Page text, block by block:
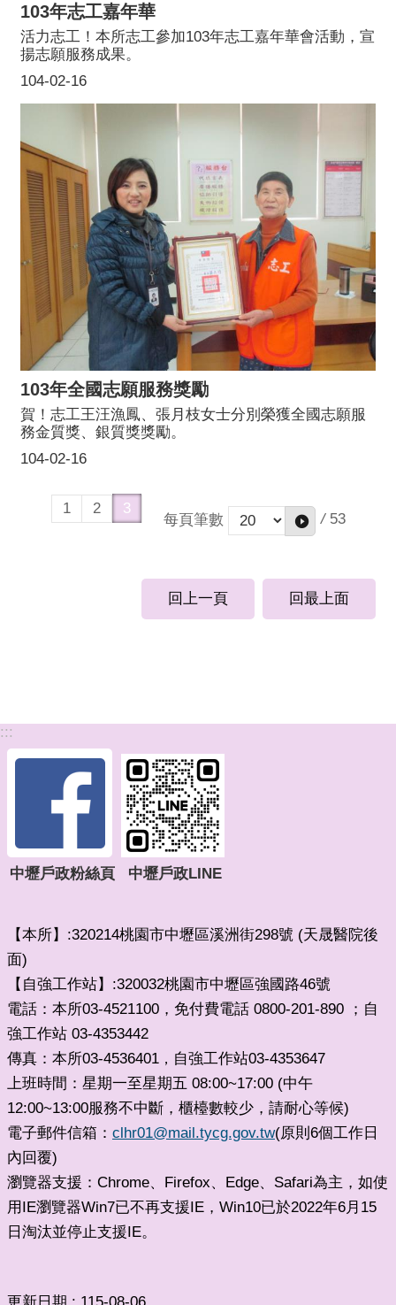
103年志工嘉年華
104-02-16
活力志工！本所志工參加103年志工嘉年華會活動，宣
揚志願服務成果。
103年全國志願服務獎勵
104-02-16
賀！志工王汪漁鳳、張月枝女士分別榮獲全國志願服
務金質獎、銀質獎獎勵。
1 2 3
每頁筆數 / 53
回上一頁 回最上面
:::
中壢戶政粉絲頁 中壢戶政LINE
【本所】:320214桃園市中壢區溪洲街298號 (天晟醫院後
面)
【自強工作站】:320032桃園市中壢區強國路46號
電話：本所03-4521100，免付費電話 0800-201-890 ；自
強工作站 03-4353442
傳真：本所03-4536401 ， 自強工作站03-4353647
上班時間：星期一至星期五 08:00~17:00 (中午
12:00~13:00服務不中斷，櫃檯數較少，請耐心等候)
電子郵件信箱： clhr01@mail.tycg.gov.tw(原則6個工作日
內回覆)
瀏覽器支援：Chrome、Firefox、Edge、Safari為主，如使
用IE瀏覽器Win7已不再支援IE，Win10已於2022年6月15
日淘汰並停止支援IE。